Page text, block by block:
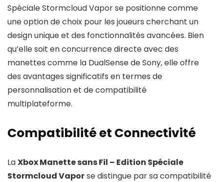
Spéciale Stormcloud Vapor se positionne comme
une option de choix pour les joueurs cherchant un
design unique et des fonctionnalités avancées. Bien
qu’elle soit en concurrence directe avec des
manettes comme la DualSense de Sony, elle offre
des avantages significatifs en termes de
personnalisation et de compatibilité
multiplateforme.
Compatibilité et Connectivité
LaXbox Manette sans Fil – Edition Spéciale
Stormcloud Vaporse distingue par sa compatibilité